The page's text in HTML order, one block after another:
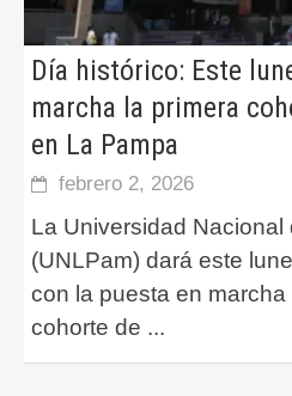
Día histórico: Este
marcha la primera
en La Pampa
febrero 2, 2026
La Universidad Nacional
(UNLPam) dará este
con la puesta en marcha
cohorte de ...